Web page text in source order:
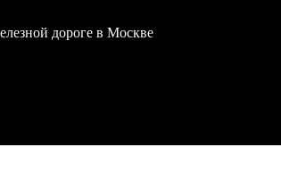
дороге в Москве